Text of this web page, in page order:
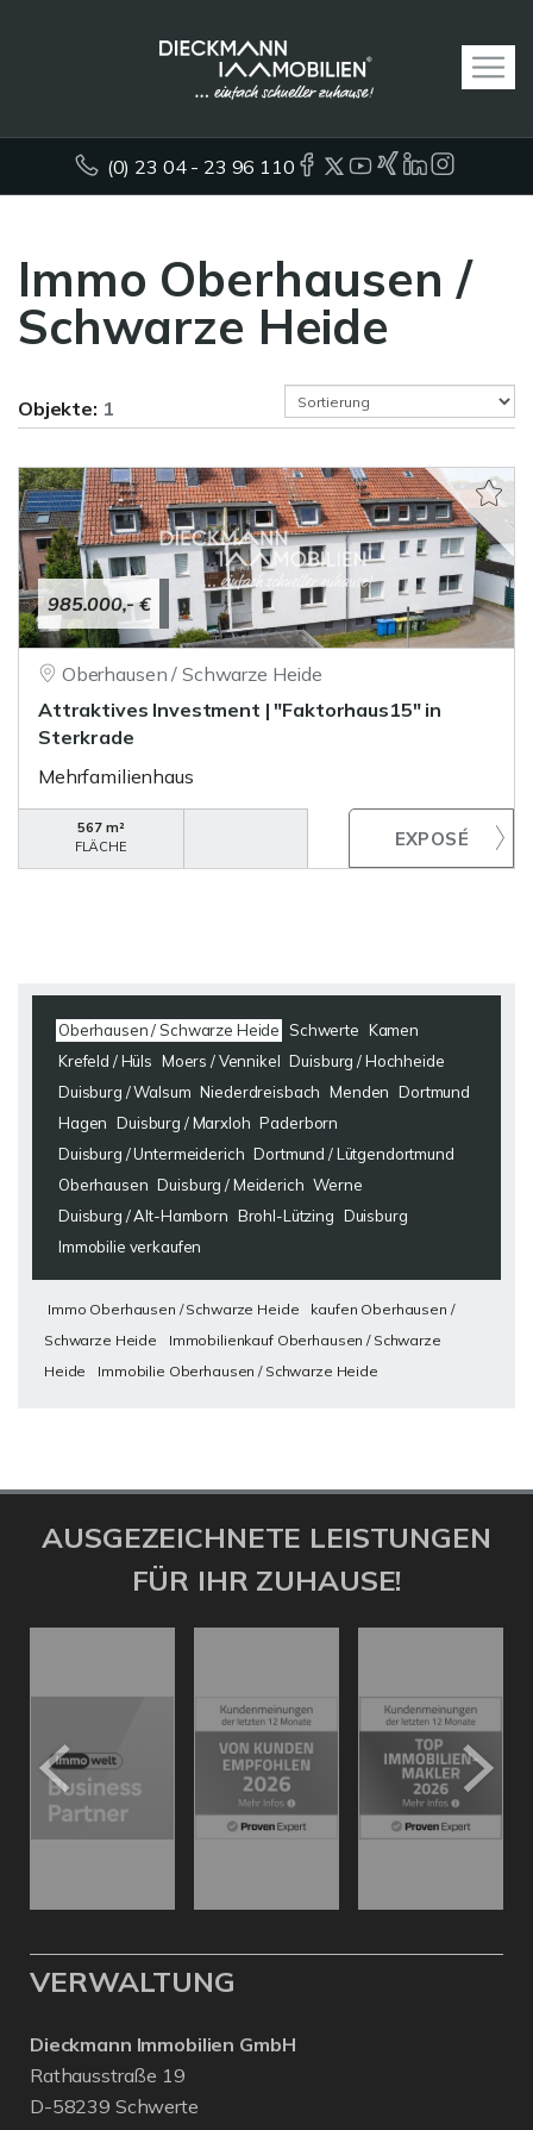
(0) 23 04 - 23 96 110
Immo Oberhausen /
Schwarze Heide
Objekte: 1
985.000,- €
Oberhausen / Schwarze Heide
Attraktives Investment | "Faktorhaus15" in
Sterkrade
Mehrfamilienhaus
567 m²
FLÄCHE
Oberhausen / Schwarze Heide Schwerte Kamen
Krefeld / Hüls Moers / Vennikel Duisburg / Hochheide
Duisburg / Walsum Niederdreisbach Menden Dortmund
Hagen Duisburg / Marxloh Paderborn
Duisburg / Untermeiderich Dortmund / Lütgendortmund
Oberhausen Duisburg / Meiderich Werne
Duisburg / Alt-Hamborn Brohl-Lützing Duisburg
Immobilie verkaufen
Immo Oberhausen / Schwarze Heide
kaufen Oberhausen /
Schwarze Heide
Immobilienkauf Oberhausen / Schwarze
Heide
Immobilie Oberhausen / Schwarze Heide
AUSGEZEICHNETE LEISTUNGEN
FÜR IHR ZUHAUSE!
VERWALTUNG
Dieckmann Immobilien GmbH
Rathausstraße 19
D-58239 Schwerte